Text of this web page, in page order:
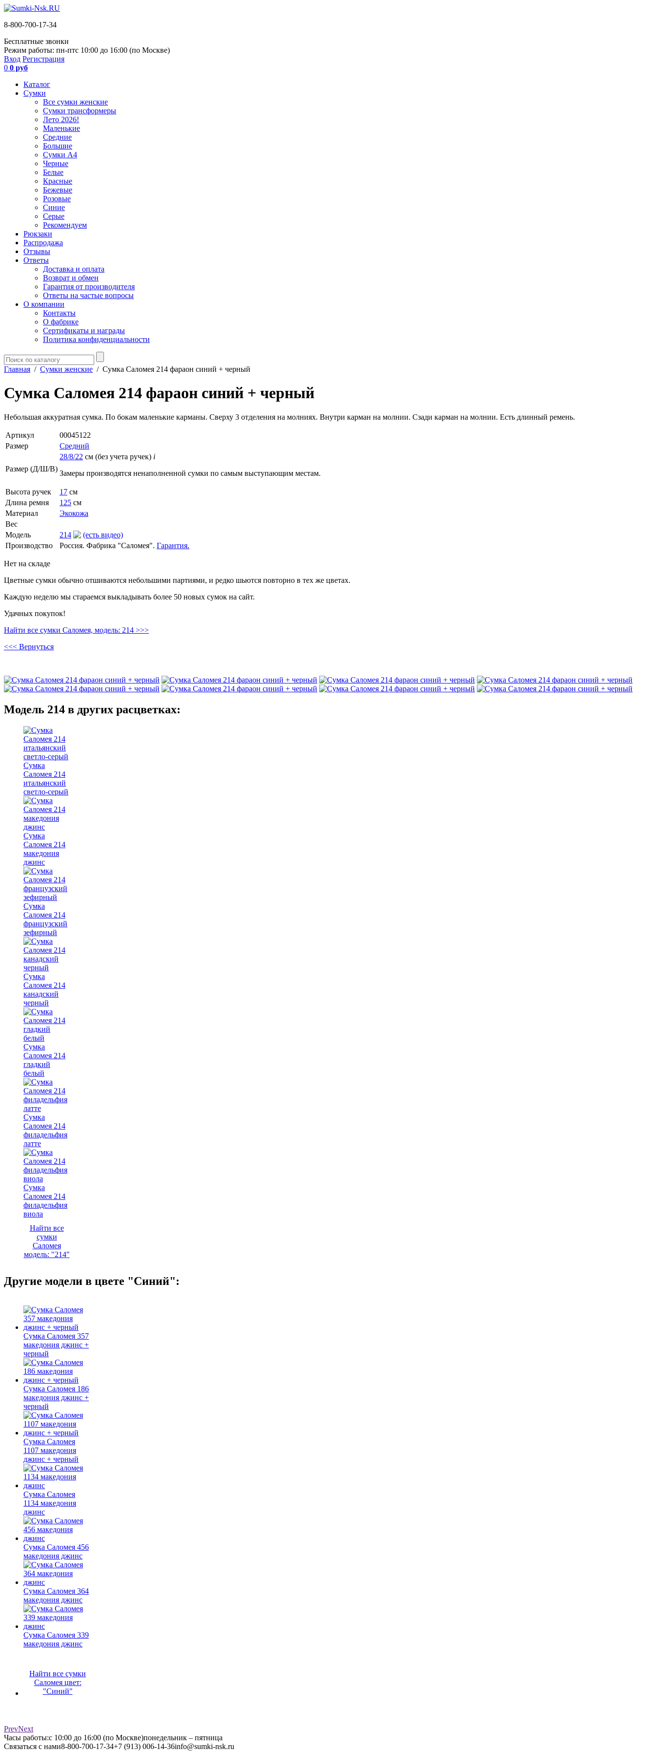
8-800-700-17-34
Бесплатные звонки
Режим работы: пн-птс 10:00 до 16:00 (по Москве)
Вход Регистрация
0 0 руб
Каталог
Сумки
Все сумки женские
Сумки трансформеры
Лето 2026!
Маленькие
Средние
Большие
Сумки А4
Черные
Белые
Красные
Бежевые
Розовые
Синие
Серые
Рекомендуем
Рюкзаки
Распродажа
Отзывы
Ответы
Доставка и оплата
Возврат и обмен
Гарантия от производителя
Ответы на частые вопросы
О компании
Контакты
О фабрике
Сертификаты и награды
Политика конфиденциальности
Главная / Сумки женские / Сумка Саломея 214 фараон синий + черный
Сумка Саломея 214 фараон синий + черный
Небольшая аккуратная сумка. По бокам маленькие карманы. Сверху 3 отделения на молниях. Внутри карман на молнии. Сзади карман на молнии. Есть длинный ремень.
Артикул
00045122
Размер
Средний
Размер (Д/Ш/В)
28/8/22 см (без учета ручек) i
Замеры производятся ненаполненной сумки по самым выступающим местам.
Высота ручек 17 см
Длина ремня
125 см
Материал
Экокожа
Вес
Модель
214
(есть видео)
Производство
Россия. Фабрика "Саломея". Гарантия.
Нет на складе
Цветные сумки обычно отшиваются небольшими партиями, и редко шьются повторно в тех же цветах.
Каждую неделю мы стараемся выкладывать более 50 новых сумок на сайт.
Удачных покупок!
Найти все сумки Саломея, модель: 214 >>>
<<< Вернуться
Модель 214 в других расцветках:
Сумка
Саломея 214
итальянский
светло-серый
Сумка
Саломея 214
македония
джинс
Сумка
Саломея 214
французский
зефирный
Сумка
Саломея 214
канадский
черный
Сумка
Саломея 214
гладкий
белый
Сумка
Саломея 214
филадельфия
латте
Сумка
Саломея 214
филадельфия
виола
Найти все
сумки
Саломея
модель: "214"
Другие модели в цвете "Синий":
Сумка Саломея 357
македония джинс +
черный
Сумка Саломея 186
македония джинс +
черный
Сумка Саломея
1107 македония
джинс + черный
Сумка Саломея
1134 македония
джинс
Сумка Саломея 456
македония джинс
Сумка Саломея 364
македония джинс
Сумка Саломея 339
македония джинс
Найти все сумки
Саломея цвет:
"Синий"
PrevNext
Часы работы:с 10:00 до 16:00 (по Москве)понедельник – пятница
Связаться с нами8-800-700-17-34+7 (913) 006-14-36info@sumki-nsk.ru